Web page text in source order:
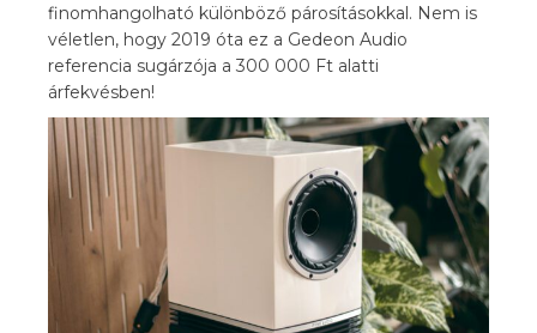
finomhangolható különböző párosításokkal. Nem is
véletlen, hogy 2019 óta ez a Gedeon Audio
referencia sugárzója a 300 000 Ft alatti
árfekvésben!